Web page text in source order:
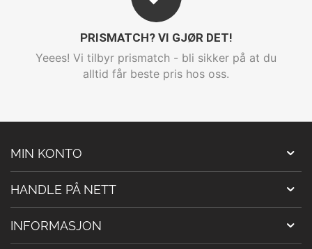
PRISMATCH? VI GJØR DET!
Yeees! Vi tilbyr prismatch - bli sikker på at du
alltid får beste pris hos oss.
MIN KONTO
HANDLE PÅ NETT
INFORMASJON